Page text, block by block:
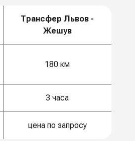
Трансфер Львов -
Жешув
180 км
3 часа
цена по запросу